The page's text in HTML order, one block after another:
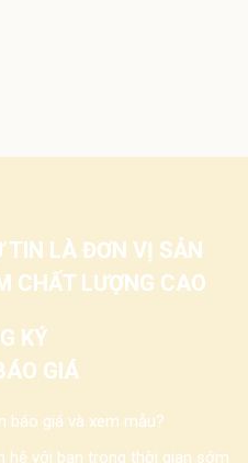
TIN LÀ ĐƠN VỊ SẢN
CHẤT LƯỢNG CAO
KÝ
GIÁ
báo giá và xem mẫu?
hệ với bạn trong thời gian sớm